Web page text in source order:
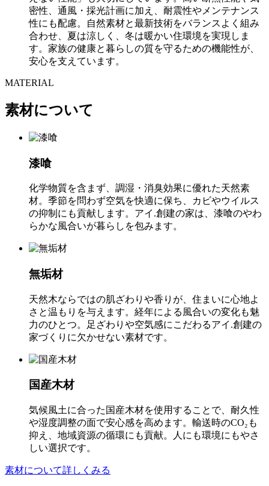
密性、通風・採光計画に加え、耐震性やメンテナンス
性にも配慮。自然素材と最新技術をバランスよく組み
合わせ、夏は涼しく、冬は暖かい住環境を実現しま
す。家族の健康と暮らしの質を守るための機能性が、
安心を支えています。
MATERIAL
素材について
漆喰
化学物質を含まず、調湿・消臭効果に優れた天然素
材。季節を問わず空気を快適に保ち、カビやウイルス
の抑制にも貢献します。アイ.創建の家は、漆喰のやわ
らかな風合いが暮らしを包みます。
無垢材
天然木ならではの肌ざわりや香りが、住まいに心地よ
さと温もりを与えます。経年による風合いの変化も魅
力のひとつ。足ざわりや空気感にこだわるアイ.創建の
家づくりに欠かせない素材です。
国産木材
気候風土に合った国産木材を使用することで、耐久性
や湿度調整の面で安心感を高めます。輸送時のCO₂も
抑え、地域資源の循環にも貢献。人にも環境にもやさ
しい選択です。
素材について詳しくみる